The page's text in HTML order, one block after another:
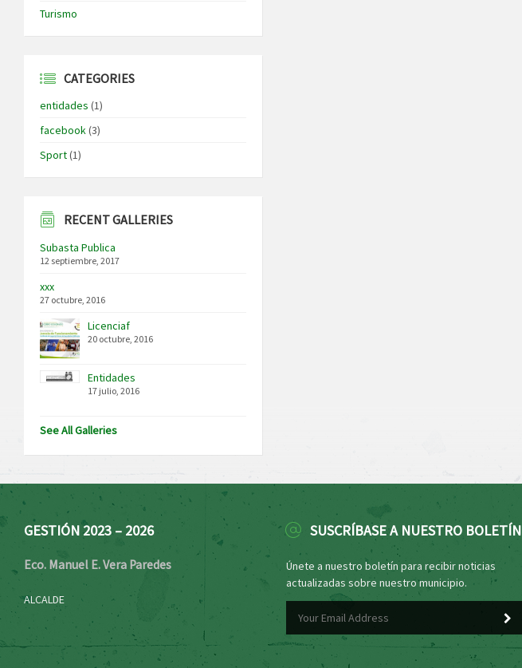
Turismo
CATEGORIES
entidades (1)
facebook(3)
Sport(1)
RECENT GALLERIES
Subasta Publica
12 septiembre, 2017
xxx
27 octubre, 2016
Licenciaf
20 octubre, 2016
Entidades
17 julio, 2016
See All Galleries
GESTIÓN 2023 – 2026
Eco. Manuel E. Vera Paredes
ALCALDE
SUSCRÍBASE A NUESTRO BOLETÍN
Únete a nuestro boletín para recibir noticias
actualizadas sobre nuestro municipio.